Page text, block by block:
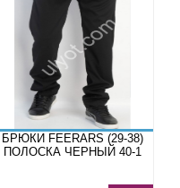
БРЮКИ FEERARS (29-38)
ПОЛОСКА ЧЕРНЫЙ 40-1